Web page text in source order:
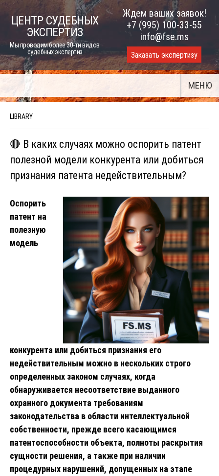
Skip
ЦЕНТР СУДЕБНЫХ
ЭКСПЕРТИЗ
Мы проводим более 30-ти видов
судебных экспертиз
Ждем ваших заявок!
+7 (995) 100-33-55
info@fse.ms
Заказать экспертизу
МЕНЮ
LIBRARY
🔴 В каких случаях можно оспорить патент
полезной модели конкурента или добиться
признания патента недействительным?
Оспорить
патент на
полезную
модель
конкурента или добиться признания его
недействительным можно в нескольких строго
определенных законом случаях, когда
обнаруживается несоответствие выданного
охранного документа требованиям
законодательства в области интеллектуальной
собственности, прежде всего касающимся
патентоспособности объекта, полноты раскрытия
сущности решения, а также при наличии
процедурных нарушений, допущенных на этапе